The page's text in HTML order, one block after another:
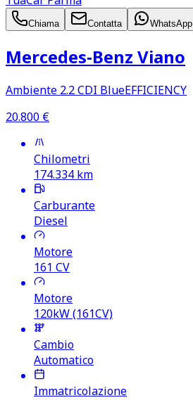
Chiama Contatta WhatsApp
Mercedes‑Benz Viano
Ambiente 2.2 CDI BlueEFFICIENCY
20.800 €
Chilometri
174.334 km
Carburante
Diesel
Motore
161 CV
Motore
120kW (161CV)
Cambio
Automatico
Immatricolazione